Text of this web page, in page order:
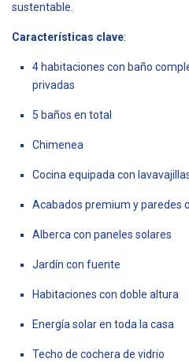
sustentable.
Características clave:
4 habitaciones con baño
privadas
5 baños en total
Chimenea
Cocina equipada con
Acabados premium y paredes
Alberca con paneles solares
Jardín con fuente
Habitaciones con doble altura
Energía solar en toda la casa
Techo de cochera de vidrio